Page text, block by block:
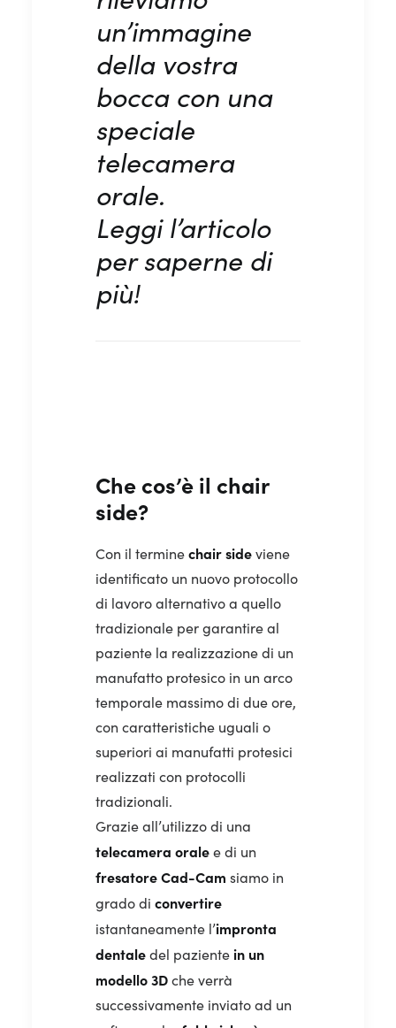
un’immagine
della vostra
bocca con una
speciale
telecamera
orale.
Leggi l’articolo
per saperne di
più!
Che cos’è il chair
side?
Con il terminechairsideviene
identificato un nuovo protocollo
di lavoro alternativo a quello
tradizionale per garantire al
paziente la realizzazione di un
manufatto protesico in un arco
temporale massimo di due ore,
con caratteristiche uguali o
superiori ai manufatti protesici
realizzati con protocolli
tradizionali.
Grazie all’utilizzo di una
telecamera oralee di un
fresatoreCad-Cam siamo in
grado di convertire
istantaneamente l’impronta
dentaledel pazientein un
modello 3Dche verrà
successivamente inviato ad un